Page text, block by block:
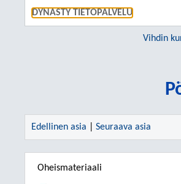
DYNASTY TIETOPALVELU
Vihdin
Edellinen asia Seuraava asia
Oheismateriaali